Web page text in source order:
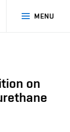
MENU
on